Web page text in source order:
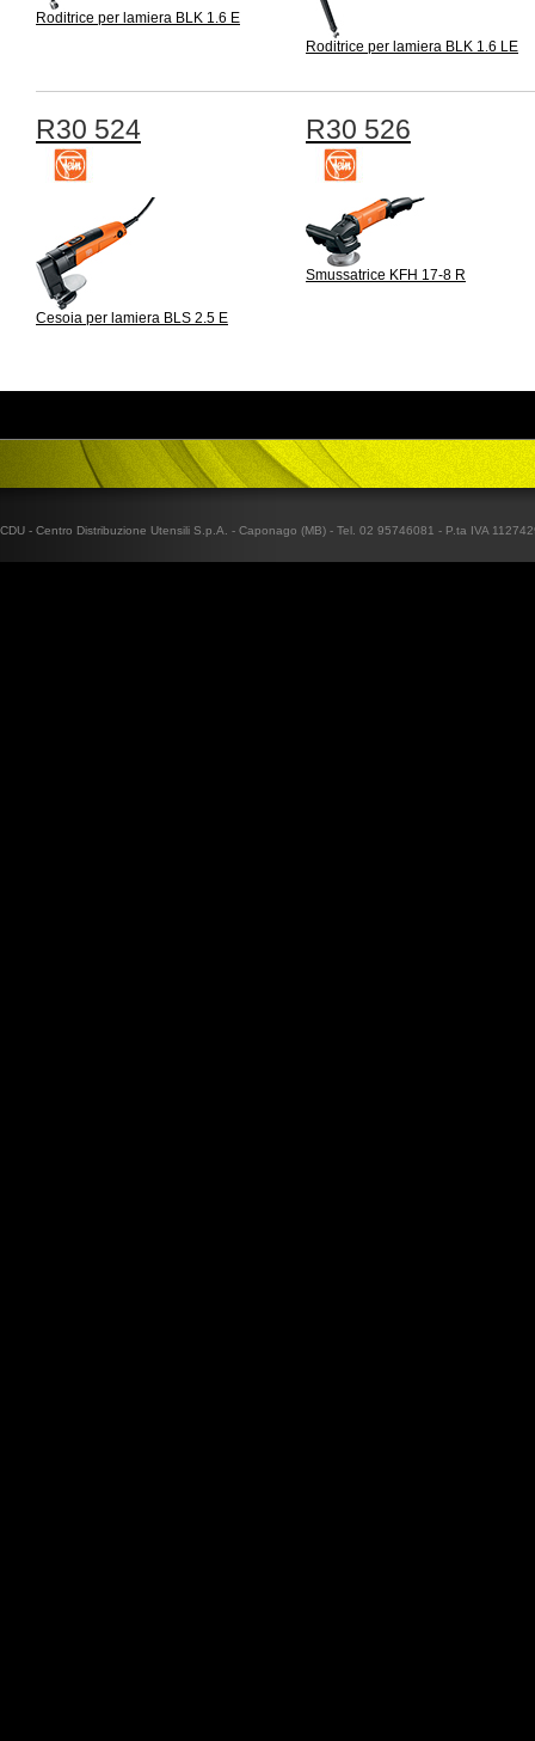
Roditrice per lamiera BLK 1.6 E
Roditrice per lamiera BLK 1.6 LE
R30 524
Cesoia per lamiera BLS 2.5 E
R30 526
Smussatrice KFH 17-8 R
CDU - Centro Distribuzione Utensili S.p.A. - Caponago (MB) - Tel. 02 95746081 - P.ta IVA